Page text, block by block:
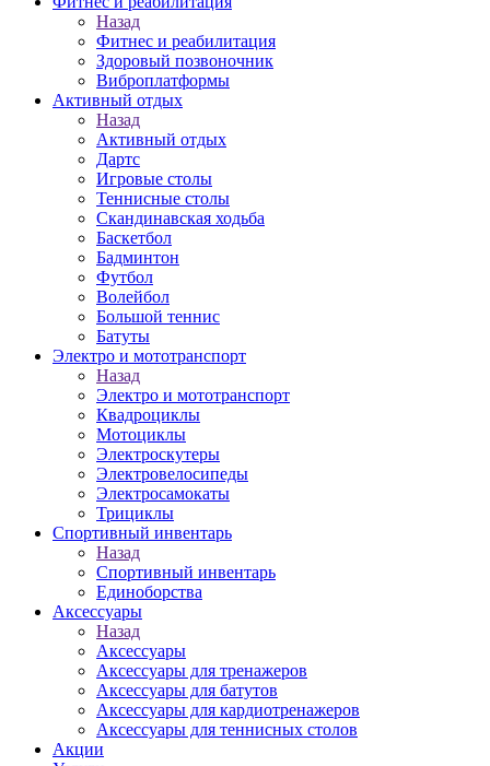
Назад
Фитнес и реабилитация
Здоровый позвоночник
Виброплатформы
Активный отдых
Назад
Активный отдых
Дартс
Игровые столы
Теннисные столы
Скандинавская ходьба
Баскетбол
Бадминтон
Футбол
Волейбол
Большой теннис
Батуты
Электро и мототранспорт
Назад
Электро и мототранспорт
Квадроциклы
Мотоциклы
Электроскутеры
Электровелосипеды
Электросамокаты
Трициклы
Спортивный инвентарь
Назад
Спортивный инвентарь
Единоборства
Аксессуары
Назад
Аксессуары
Аксессуары для тренажеров
Аксессуары для батутов
Аксессуары для кардиотренажеров
Аксессуары для теннисных столов
Акции